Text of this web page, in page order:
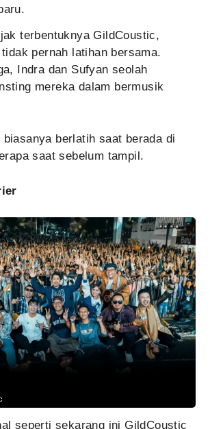
terbentuknya GildCoustic,
pernah latihan bersama.
Indra dan Sufyan seolah
mereka dalam bermusik
biasanya berlatih saat berada di
saat sebelum tampil.
seperti sekarang ini GildCoustic